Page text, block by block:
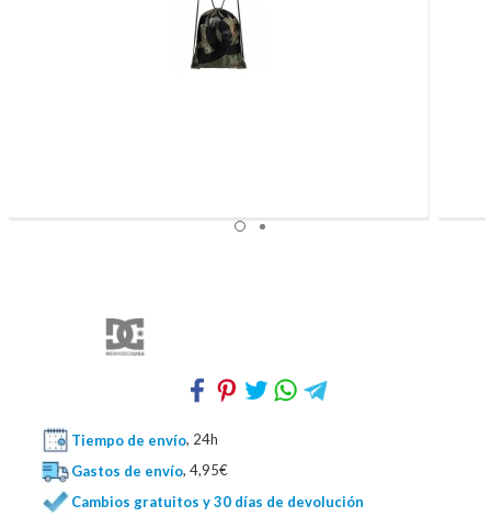
Tiempo de envío, 24h
Gastos de envío, 4,95€
Cambios gratuitos y 30 días de devolución